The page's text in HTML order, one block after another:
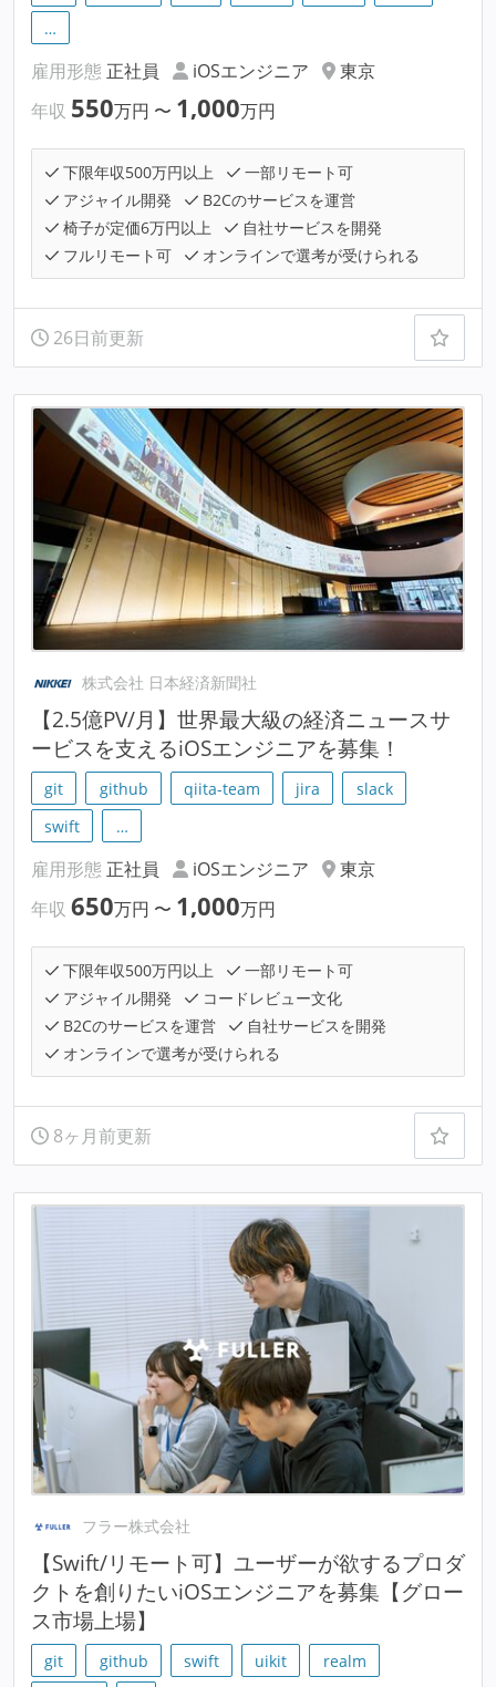
…
雇用形態 正社員 iOSエンジニア
東京
年収 550万円 〜 1,000万円
下限年収500万円以上
一部リモート可
アジャイル開発
B2Cのサービスを運営
椅子が定価6万円以上
自社サービスを開発
フルリモート可
オンラインで選考が受けられる
26日前更新
株式会社 日本経済新聞社
【2.5億PV/月】世界最大級の経済ニュースサ
ービスを支えるiOSエンジニアを募集！
git github qiita-team jira
slack
swift
…
雇用形態 正社員 iOSエンジニア
東京
年収 650万円 〜 1,000万円
下限年収500万円以上
一部リモート可
アジャイル開発
コードレビュー文化
B2Cのサービスを運営
自社サービスを開発
オンラインで選考が受けられる
8ヶ月前更新
フラー株式会社
【Swift/リモート可】ユーザーが欲するプロダ
クトを創りたいiOSエンジニアを募集【グロー
ス市場上場】
git github swift uikit
realm